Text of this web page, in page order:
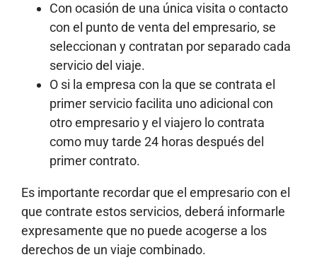
Con ocasión de una única visita o contacto
con el punto de venta del empresario, se
seleccionan y contratan por separado cada
servicio del viaje.
O si la empresa con la que se contrata el
primer servicio facilita uno adicional con
otro empresario y el viajero lo contrata
como muy tarde 24 horas después del
primer contrato.
Es importante recordar que el empresario con el
que contrate estos servicios, deberá informarle
expresamente que no puede acogerse a los
derechos de un viaje combinado.